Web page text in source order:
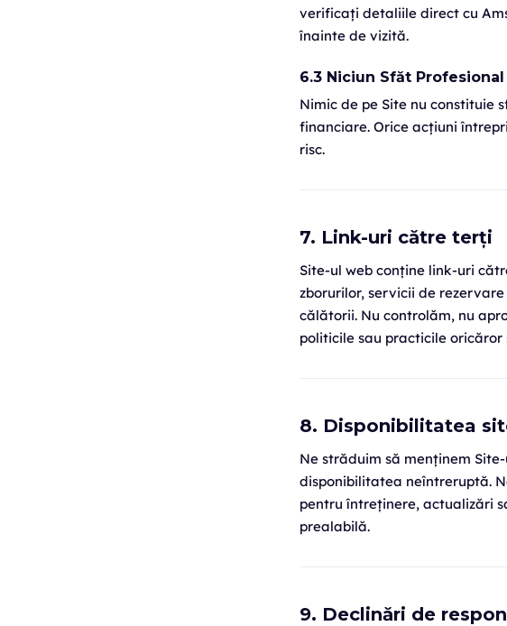
verificați detaliile direct cu
înainte de vizită.
6.3 Niciun Sfăt Profesional
Nimic de pe Site nu constituie
financiare. Orice acțiuni
risc.
7. Link-uri către terți
Site-ul web conține link-uri
zborurilor, servicii de
călătorii. Nu controlăm, nu
politicile sau practicile
8. Disponibilitatea
Ne străduim să menținem
disponibilitatea neîntreruptă.
pentru întreținere, actualizări
prealabilă.
9. Declinări de